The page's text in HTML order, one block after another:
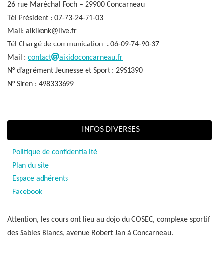
26 rue Maréchal Foch – 29900 Concarneau
Tél Président : 07-73-24-71-03
Mail: aikikonk@live.fr
Tél Chargé de communication : 06-09-74-90-37
Mail : contact
aikidoconcarneau.fr
N° d’agrément Jeunesse et Sport : 29S1390
N° Siren : 498333699
INFOS DIVERSES
Politique de confidentialité
Plan du site
Espace adhérents
Facebook
Attention, les cours ont lieu au dojo du COSEC, complexe sportif
des Sables Blancs, avenue Robert Jan à Concarneau.